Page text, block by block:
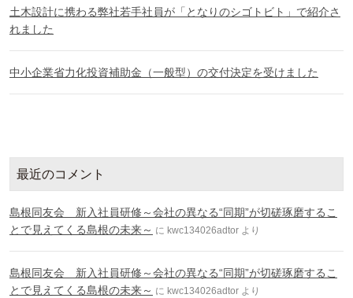
土木設計に携わる弊社若手社員が「となりのシゴトビト」で紹介さ
れました
中小企業省力化投資補助金（一般型）の交付決定を受けました
最近のコメント
島根同友会 新入社員研修～会社の異なる“同期”が切磋琢磨するこ
とで見えてくる島根の未来～ に kwc134026adtor より
島根同友会 新入社員研修～会社の異なる“同期”が切磋琢磨するこ
とで見えてくる島根の未来～ に kwc134026adtor より